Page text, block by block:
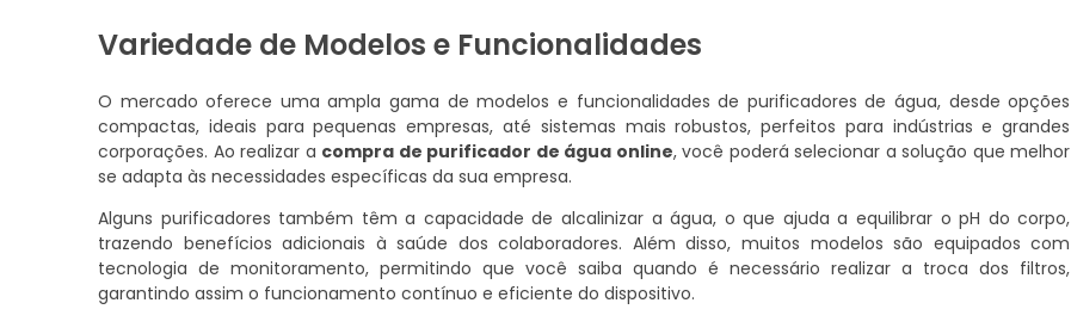
Variedade de Modelos e Funcionalidades
O mercado oferece uma ampla gama de modelos e funcionalidades de purificadores de água, desde opções
compactas, ideais para pequenas empresas, até sistemas mais robustos, perfeitos para indústrias e grandes
corporações. Ao realizar a compra de purificador de água online, você poderá selecionar a solução que melhor
se adapta às necessidades específicas da sua empresa.
Alguns purificadores também têm a capacidade de alcalinizar a água, o que ajuda a equilibrar o pH do corpo,
trazendo benefícios adicionais à saúde dos colaboradores. Além disso, muitos modelos são equipados com
tecnologia de monitoramento, permitindo que você saiba quando é necessário realizar a troca dos filtros,
garantindo assim o funcionamento contínuo e eficiente do dispositivo.